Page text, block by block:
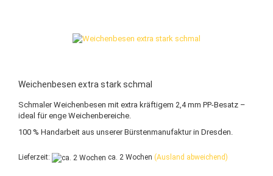
Weichenbesen extra stark schmal
Schmaler Weichenbesen mit extra kräftigem 2,4 mm PP-Besatz –
ideal für enge Weichenbereiche.
100 % Handarbeit aus unserer Bürstenmanufaktur in Dresden.
Lieferzeit: ca. 2 Wochen (Ausland abweichend)